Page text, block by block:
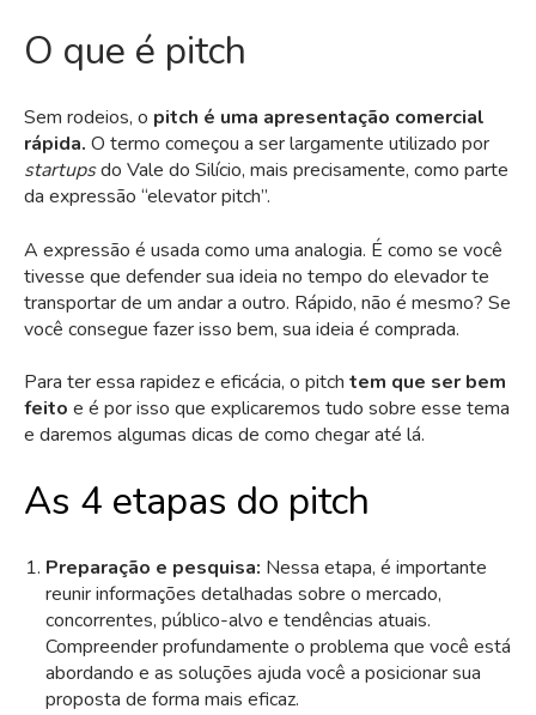
O que é pitch
Sem rodeios, o pitch é uma apresentação comercial
rápida. O termo começou a ser largamente utilizado por
startupsdo Vale do Silício, mais precisamente, como parte
da expressão “elevator pitch”.
A expressão é usada como uma analogia. É como se você
tivesse que defender sua ideia no tempo do elevador te
transportar de um andar a outro. Rápido, não é mesmo? Se
você consegue fazer isso bem, sua ideia é comprada.
Para ter essa rapidez e eficácia, o pitch tem que ser bem
feito e é por isso que explicaremos tudo sobre esse tema
e daremos algumas dicas de como chegar até lá.
As 4 etapas do pitch
Preparação e pesquisa: Nessa etapa, é importante
reunir informações detalhadas sobre o mercado,
concorrentes, público-alvo e tendências atuais.
Compreender profundamente o problema que você está
abordando e as soluções ajuda você a posicionar sua
proposta de forma mais eficaz.